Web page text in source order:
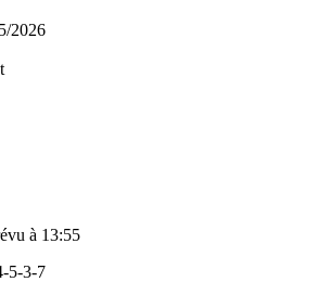
2026
à 13:55
5-3-7